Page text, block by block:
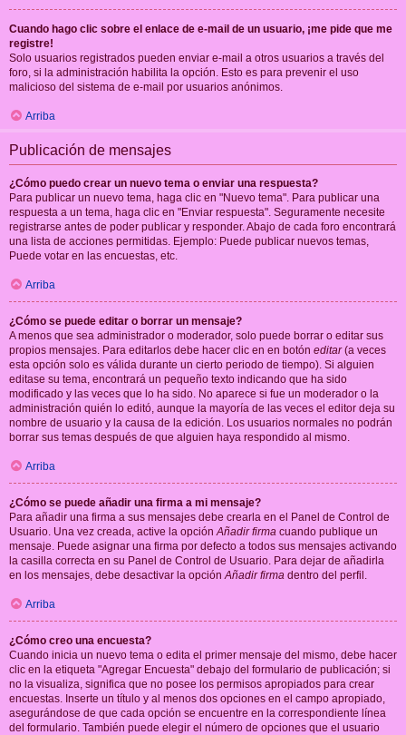
Cuando hago clic sobre el enlace de e-mail de un usuario, ¡me pide que me
registre!
Solo usuarios registrados pueden enviar e-mail a otros usuarios a través del
foro, si la administración habilita la opción. Esto es para prevenir el uso
malicioso del sistema de e-mail por usuarios anónimos.
Arriba
Publicación de mensajes
¿Cómo puedo crear un nuevo tema o enviar una respuesta?
Para publicar un nuevo tema, haga clic en "Nuevo tema". Para publicar una
respuesta a un tema, haga clic en "Enviar respuesta". Seguramente necesite
registrarse antes de poder publicar y responder. Abajo de cada foro encontrará
una lista de acciones permitidas. Ejemplo: Puede publicar nuevos temas,
Puede votar en las encuestas, etc.
Arriba
¿Cómo se puede editar o borrar un mensaje?
A menos que sea administrador o moderador, solo puede borrar o editar sus
propios mensajes. Para editarlos debe hacer clic en en botón editar(a veces
esta opción solo es válida durante un cierto periodo de tiempo). Si alguien
editase su tema, encontrará un pequeño texto indicando que ha sido
modificado y las veces que lo ha sido. No aparece si fue un moderador o la
administración quién lo editó, aunque la mayoría de las veces el editor deja su
nombre de usuario y la causa de la edición. Los usuarios normales no podrán
borrar sus temas después de que alguien haya respondido al mismo.
Arriba
¿Cómo se puede añadir una firma a mi mensaje?
Para añadir una firma a sus mensajes debe crearla en el Panel de Control de
Usuario. Una vez creada, active la opciónAñadir firma cuando publique un
mensaje. Puede asignar una firma por defecto a todos sus mensajes activando
la casilla correcta en su Panel de Control de Usuario. Para dejar de añadirla
en los mensajes, debe desactivar la opciónAñadir firma dentro del perfil.
Arriba
¿Cómo creo una encuesta?
Cuando inicia un nuevo tema o edita el primer mensaje del mismo, debe hacer
clic en la etiqueta "Agregar Encuesta" debajo del formulario de publicación; si
no la visualiza, significa que no posee los permisos apropiados para crear
encuestas. Inserte un título y al menos dos opciones en el campo apropiado,
asegurándose de que cada opción se encuentre en la correspondiente línea
del formulario. También puede elegir el número de opciones que el usuario